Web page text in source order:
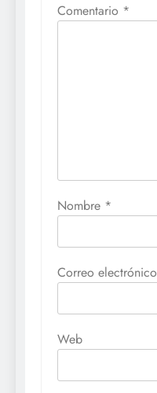
Comentario *
Nombre *
Correo electrónico
Web